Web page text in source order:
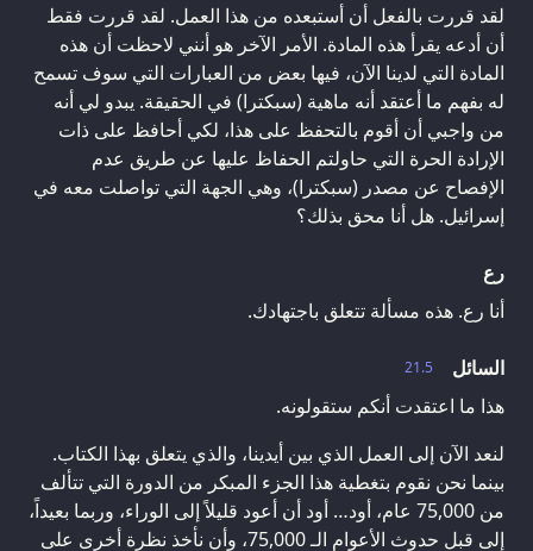
لقد قررت بالفعل أن أستبعده من هذا العمل. لقد قررت فقط
أن أدعه يقرأ هذه المادة. الأمر الآخر هو أنني لاحظت أن هذه
المادة التي لدينا الآن، فيها بعض من العبارات التي سوف تسمح
له بفهم ما أعتقد أنه ماهية (سبكترا) في الحقيقة. يبدو لي أنه
من واجبي أن أقوم بالتحفظ على هذا، لكي أحافظ على ذات
الإرادة الحرة التي حاولتم الحفاظ عليها عن طريق عدم
الإفصاح عن مصدر (سبكترا)، وهي الجهة التي تواصلت معه في
إسرائيل. هل أنا محق بذلك؟
رع
أنا رع. هذه مسألة تتعلق باجتهادك.
21.5
السائل
هذا ما اعتقدت أنكم ستقولونه.
لنعد الآن إلى العمل الذي بين أيدينا، والذي يتعلق بهذا الكتاب.
بينما نحن نقوم بتغطية هذا الجزء المبكر من الدورة التي تتألف
من 75,000 عام، أود… أود أن أعود قليلاً إلى الوراء، وربما بعيداً،
إلى قبل حدوث الأعوام الـ 75,000، وأن نأخذ نظرة أخرى على